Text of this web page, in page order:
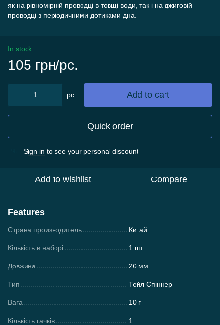
як на рівномірній проводці в товщі води, так і на джиговій
проводці з періодичними дотиками дна.
In stock
105 грн/pc.
pc. Add to cart
Quick order
Sign in to see your personal discount
Add to wishlist Compare
Features
Страна производитель Китай
Кількість в наборі 1 шт.
Довжина 26 мм
Тип Тейл Спіннер
Вага 10 г
Кількість гачків 1